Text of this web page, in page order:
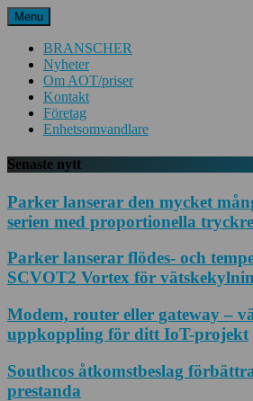
Hoppa
till
innehåll
Menu
BRANSCHER
Nyheter
Om AOT/priser
Kontakt
Företag
Enhetsomvandlare
Senaste nytt
Parker lanserar den mycket
serien med proportionella
Parker lanserar flödes- och
SCVOT2 Vortex för
Modem, router eller gateway –
uppkoppling för ditt IoT-projekt
Southcos åtkomstbeslag
prestanda